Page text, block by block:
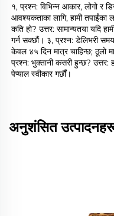
१, प्रश्न: विभिन्न आकार, लोगो र
आवश्यकताका लागि, हामी तपाईंका
कति हो? उत्तर: सामान्यतया यदि
गर्न सक्छौं। ३, प्रश्न: डेलिभरी
केवल ४५ दिन मात्र चाहिन्छ; ठूलो
प्रश्न: भुक्तानी कसरी हुन्छ?
पेप्याल स्वीकार गर्छौं।
अनुशंसित